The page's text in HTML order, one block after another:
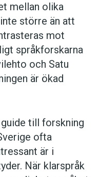
mellan olika
större än att
mot
språkforskarna
och Satu
är ökad
guide till forskning
ofta
är i
När klar­språk